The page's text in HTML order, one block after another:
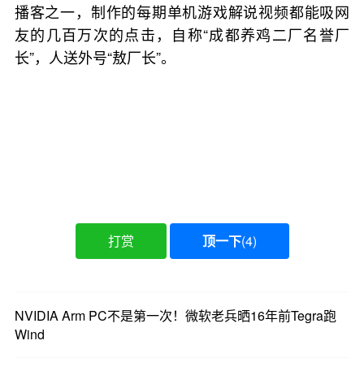
播客之一，制作的每期单机游戏解说视频都能吸网
友的几百万次的点击，自称“成都养鸡二厂名誉厂
长”，人送外号“敖厂长”。
打赏 顶一下(4)
NVIDIA Arm PC不是第一次！微软老兵晒16年前Tegra跑
Wind